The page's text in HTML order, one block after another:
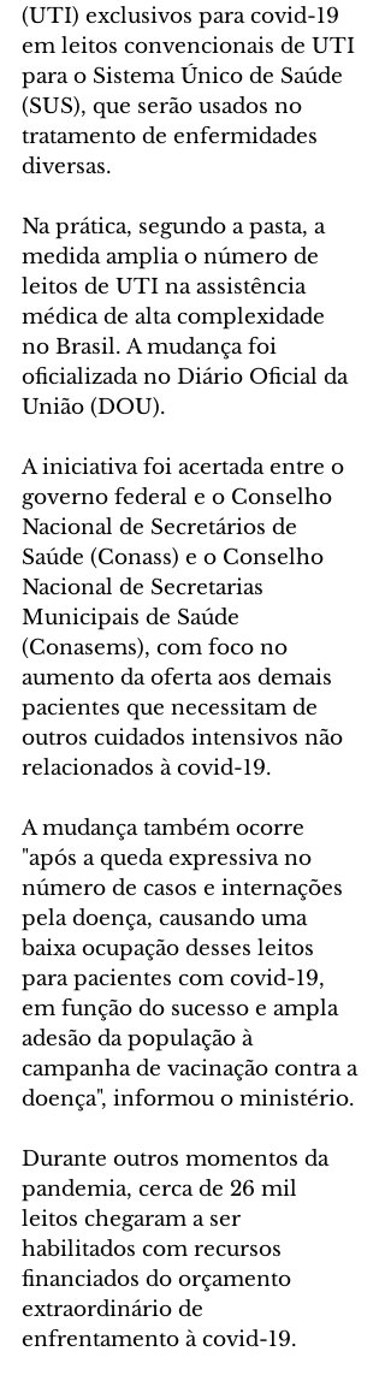
(UTI) exclusivos para covid-19
em leitos convencionais de UTI
para o Sistema Único de Saúde
(SUS), que serão usados no
tratamento de enfermidades
diversas.
Na prática, segundo a pasta, a
medida amplia o número de
leitos de UTI na assistência
médica de alta complexidade
no Brasil. A mudança foi
oficializada no Diário Oficial da
União (DOU).
A iniciativa foi acertada entre o
governo federal e o Conselho
Nacional de Secretários de
Saúde (Conass) e o Conselho
Nacional de Secretarias
Municipais de Saúde
(Conasems), com foco no
aumento da oferta aos demais
pacientes que necessitam de
outros cuidados intensivos não
relacionados à covid-19.
A mudança também ocorre
"após a queda expressiva no
número de casos e internações
pela doença, causando uma
baixa ocupação desses leitos
para pacientes com covid-19,
em função do sucesso e ampla
adesão da população à
campanha de vacinação contra a
doença", informou o ministério.
Durante outros momentos da
pandemia, cerca de 26 mil
leitos chegaram a ser
habilitados com recursos
financiados do orçamento
extraordinário de
enfrentamento à covid-19.